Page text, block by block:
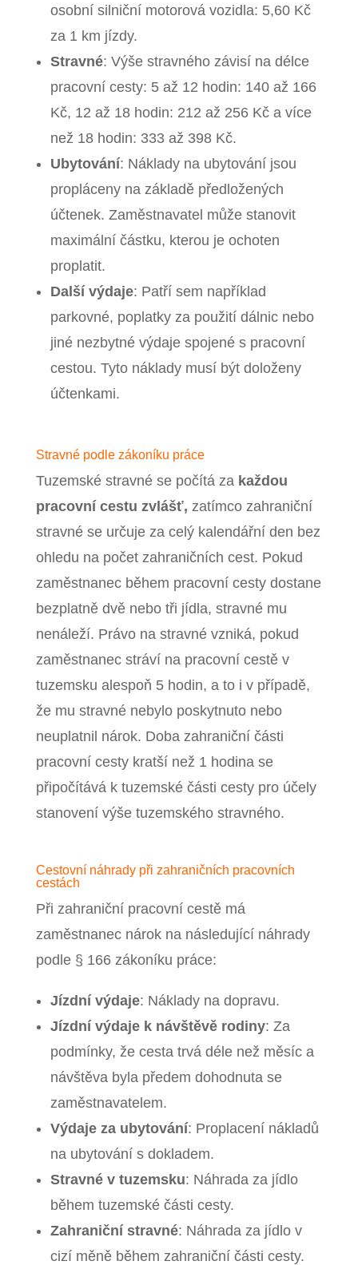
osobní silniční motorová vozidla: 5,60 Kč
za 1 km jízdy.
Stravné: Výše stravného závisí na délce
pracovní cesty: 5 až 12 hodin: 140 až 166
Kč, 12 až 18 hodin: 212 až 256 Kč a více
než 18 hodin: 333 až 398 Kč.
Ubytování: Náklady na ubytování jsou
propláceny na základě předložených
účtenek. Zaměstnavatel může stanovit
maximální částku, kterou je ochoten
proplatit.
Další výdaje: Patří sem například
parkovné, poplatky za použití dálnic nebo
jiné nezbytné výdaje spojené s pracovní
cestou. Tyto náklady musí být doloženy
účtenkami.
Stravné podle zákoníku práce
Tuzemské stravné se počítá za každou
pracovní cestu zvlášť, zatímco zahraniční
stravné se určuje za celý kalendářní den bez
ohledu na počet zahraničních cest. Pokud
zaměstnanec během pracovní cesty dostane
bezplatně dvě nebo tři jídla, stravné mu
nenáleží. Právo na stravné vzniká, pokud
zaměstnanec stráví na pracovní cestě v
tuzemsku alespoň 5 hodin, a to i v případě,
že mu stravné nebylo poskytnuto nebo
neuplatnil nárok. Doba zahraniční části
pracovní cesty kratší než 1 hodina se
připočítává k tuzemské části cesty pro účely
stanovení výše tuzemského stravného.
Cestovní náhrady při zahraničních pracovních
cestách
Při zahraniční pracovní cestě má
zaměstnanec nárok na následující náhrady
podle § 166 zákoníku práce:
Jízdní výdaje: Náklady na dopravu.
Jízdní výdaje k návštěvě rodiny: Za
podmínky, že cesta trvá déle než měsíc a
návštěva byla předem dohodnuta se
zaměstnavatelem.
Výdaje za ubytování: Proplacení nákladů
na ubytování s dokladem.
Stravné v tuzemsku: Náhrada za jídlo
během tuzemské části cesty.
Zahraniční stravné: Náhrada za jídlo v
cizí měně během zahraniční části cesty.